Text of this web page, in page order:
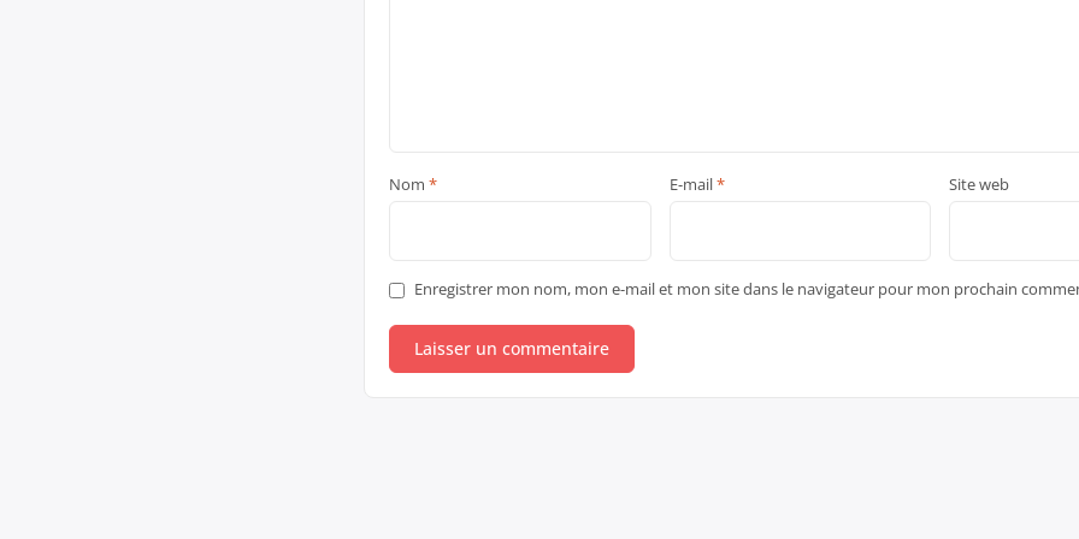
Nom * E-mail* Site web
Enregistrer mon nom, mon e-mail et mon site dans le navigateur pour mon prochain